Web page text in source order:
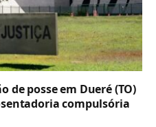
de posse em Dueré (TO)
compulsória